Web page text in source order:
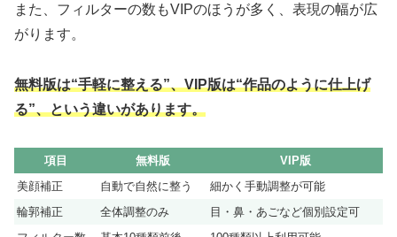
また、フィルターの数もVIPのほうが多く、表現の幅が広
がります。
無料版は“手軽に整える”、VIP版は“作品のように仕上げ
る”、という違いがあります。
項目 無料版
VIP版
美顔補正
自動で自然に整う
細かく手動調整が可能
輪郭補正
全体調整のみ
目・鼻・あごなど個別設定可